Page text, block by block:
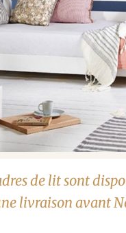
de lit sont
livraison avant